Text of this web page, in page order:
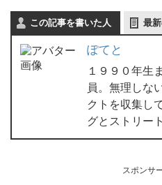
この記事を書いた人 最
ぽてと
１９９０年生
員。無理しな
クトを収集し
グとストリー
スポンサ